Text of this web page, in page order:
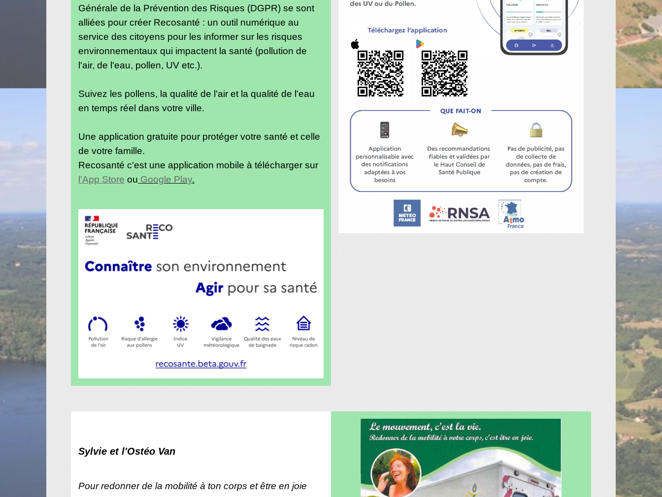
Générale de la Prévention des Risques (DGPR) se sont
alliées pour créer Recosanté : un outil numérique au
service des citoyens pour les informer sur les risques
environnementaux qui impactent la santé (pollution de
l'air, de l'eau, pollen, UV etc.).
Suivez les pollens, la qualité de l'air et la qualité de l'eau
en temps réel dans votre ville.
Une application gratuite pour protéger votre santé et celle
de votre famille.
Recosanté c'est une application mobile à télécharger sur
l'App Store ou Google Play.
Sylvie et l'Ostéo Van
Pour redonner de la mobilité à ton corps et être en joie